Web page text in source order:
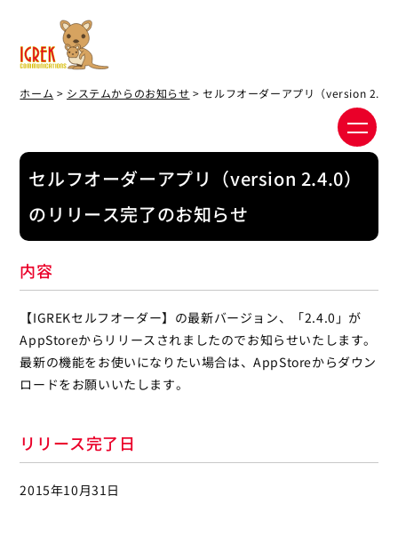
ホーム > システムからのお知らせ > セルフオーダーアプリ（version
セルフオーダーアプリ（version 2.4.0）
のリリース完了のお知らせ
内容
【IGREKセルフオーダー】の最新バージョン、「2.4.0」が
AppStoreからリリースされましたのでお知らせいたします。
最新の機能をお使いになりたい場合は、AppStoreからダウン
ロードをお願いいたします。
リリース完了日
2015年10月31日